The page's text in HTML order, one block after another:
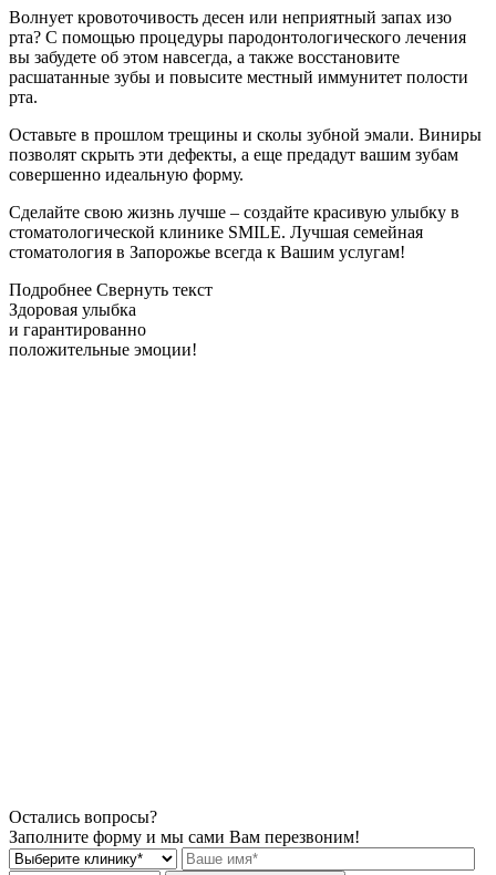
Волнует кровоточивость десен или неприятный запах изо
рта? С помощью процедуры пародонтологического лечения
вы забудете об этом навсегда, а также восстановите
расшатанные зубы и повысите местный иммунитет полости
рта.
Оставьте в прошлом трещины и сколы зубной эмали. Виниры
позволят скрыть эти дефекты, а еще предадут вашим зубам
совершенно идеальную форму.
Сделайте свою жизнь лучше – создайте красивую улыбку в
стоматологической клинике SMILE. Лучшая семейная
стоматология в Запорожье всегда к Вашим услугам!
Подробнее Свернуть текст
Здоровая улыбка
и гарантированно
положительные эмоции!
Остались вопросы?
Заполните форму и мы сами Вам перезвоним!